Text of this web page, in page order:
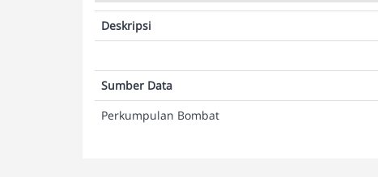
Deskripsi
Sumber Data
Perkumpulan Bombat